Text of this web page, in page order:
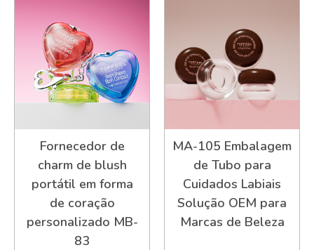
Fornecedor de
charm de blush
portátil em forma
de coração
personalizado MB-
83
MA-105 Embalagem
de Tubo para
Cuidados Labiais
Solução OEM para
Marcas de Beleza